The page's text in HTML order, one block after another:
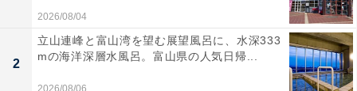
2026/08/04
2
立山連峰と富山湾を望む展望風呂に、水深333
mの海洋深層水風呂。富山県の人気日帰...